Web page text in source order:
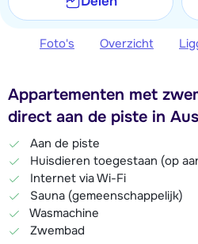
Foto's Overzicht
Appartementen met
direct aan de piste in
Aan de piste
Huisdieren toegestaan (op
Internet via Wi-Fi
Sauna (gemeenschappelijk)
Wasmachine
Zwembad